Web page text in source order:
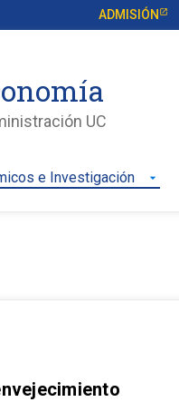
ADMISIÓN
UC
e Investigación arrow_drop_down